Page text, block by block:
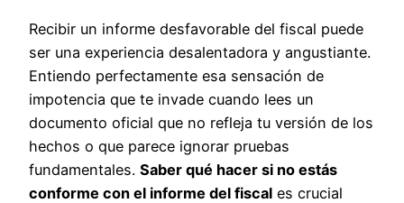
Recibir un informe desfavorable del fiscal puede
ser una experiencia desalentadora y angustiante.
Entiendo perfectamente esa sensación de
impotencia que te invade cuando lees un
documento oficial que no refleja tu versión de los
hechos o que parece ignorar pruebas
fundamentales. Saber qué hacer si no estás
conforme con el informe del fiscal es crucial